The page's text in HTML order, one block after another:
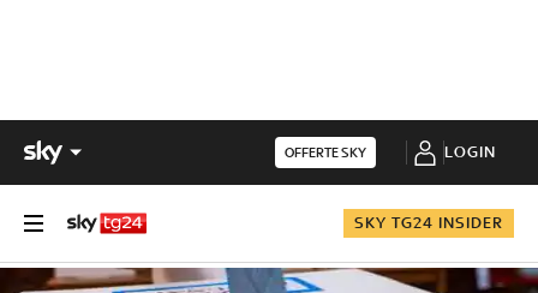
OFFERTE SKY LOGIN
SKY TG24 INSIDER